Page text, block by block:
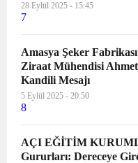
28 Eylül 2025 - 15:45
7
Amasya Şeker
Ziraat Mühendisi
Kandili Mesajı
5 Eylül 2025 - 20:50
8
AÇI EĞİTİM
Gururları: Dereceye